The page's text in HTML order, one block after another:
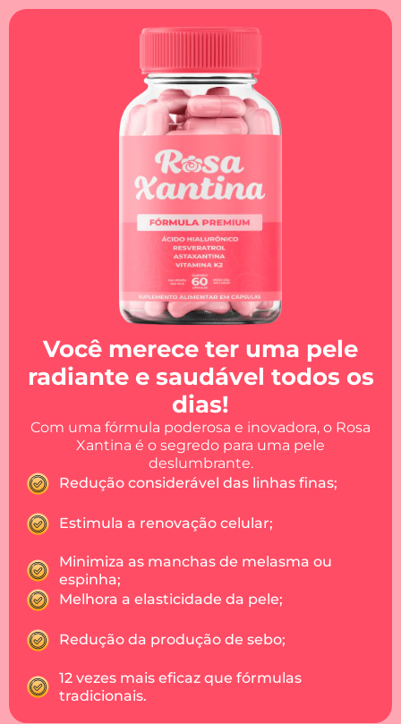
Você merece ter uma pele
radiante e saudável todos os
dias!
Com uma fórmula poderosa e inovadora, o Rosa
Xantina é o segredo para uma pele
deslumbrante.
Redução considerável das linhas finas;
Estimula a renovação celular;
Minimiza as manchas de melasma ou
espinha;
Melhora a elasticidade da pele;
Redução da produção de sebo;
12 vezes mais eficaz que fórmulas
tradicionais.